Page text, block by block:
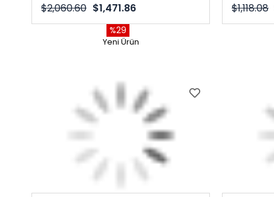
$1,471.86
$2,060.60
%29
Yeni Ürün
$1,118.08